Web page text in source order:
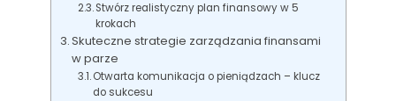
Stwórz realistyczny plan finansowy w 5
krokach
Skuteczne strategie zarządzania finansami
w parze
Otwarta komunikacja o pieniądzach – klucz
do sukcesu